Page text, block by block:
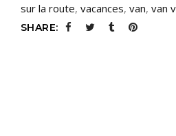
sur la route, vacances, van, van
SHARE: